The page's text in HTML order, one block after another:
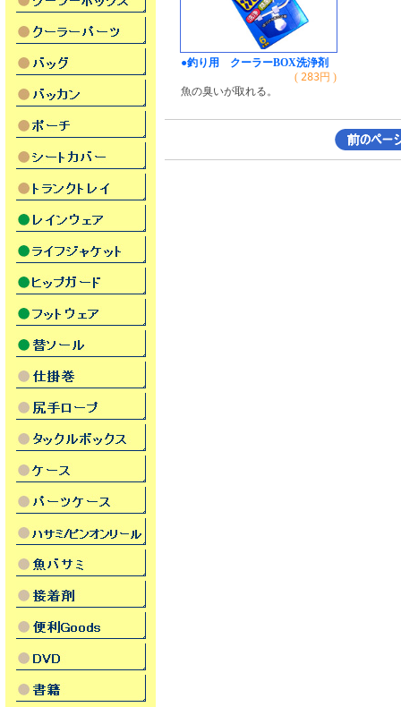
●釣り用 クーラーBOX洗浄剤
( 283円 )
魚の臭いが取れる。